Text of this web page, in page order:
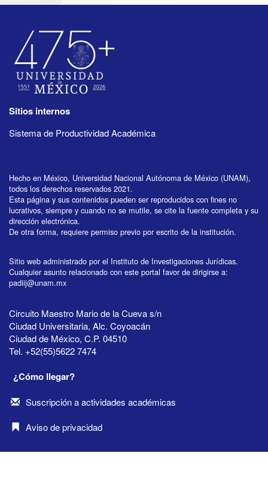
Sitios internos
Sistema de Productividad Académica
Hecho en México, Universidad Nacional Autónoma de México (UNAM),
todos los derechos reservados 2021.
Esta página y sus contenidos pueden ser reproducidos con fines no
lucrativos, siempre y cuando no se mutile, se cite la fuente completa y su
dirección electrónica.
De otra forma, requiere permiso previo por escrito de la institución.
Sitio web administrado por el Instituto de Investigaciones Jurídicas.
Cualquier asunto relacionado con este portal favor de dirigirse a:
padiij@unam.mx
Circuito Maestro Mario de la Cueva s/n
Ciudad Universitaria, Alc. Coyoacán
Ciudad de México, C.P. 04510
Tel. +52(55)5622 7474
¿Cómo llegar?
Suscripción a actividades académicas
Aviso de privacidad